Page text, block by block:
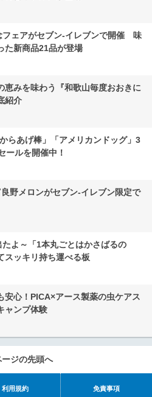
フェアがセブン-イレブンで開催 味
た新商品21品が登場
恵みを味わう『和歌山毎度おおきに
紹介
らあげ棒」「アメリカンドッグ」3
ールを開催中！
野メロンがセブン‐イレブン限定で
よ～「1本丸ごとはかさばるの
スッキリ持ち運べる板
安心！PICA×アース製薬の虫ケアス
ャンプ体験
ージの先頭へ
利用規約 免責事項